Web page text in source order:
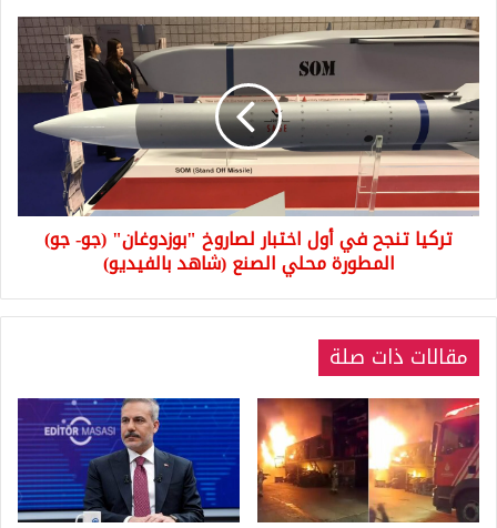
تركيا
تنجح
أول
اختبار
لصاروخ
"بوزدوغان"
(جو-
جو)
المطورة
(شاهد
تركيا تنجح في أول اختبار لصاروخ "بوزدوغان" (جو- جو)
المطورة محلي الصنع (شاهد بالفيديو)
مقالات ذات صلة